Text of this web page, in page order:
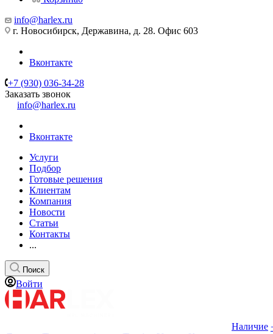
info@harlex.ru
г. Новосибирск, Державина, д. 28. Офис 603
Вконтакте
+7 (930) 036-34-28
Заказать звонок
info@harlex.ru
Вконтакте
Услуги
Подбор
Готовые решения
Клиентам
Компания
Новости
Статьи
Контакты
...
Поиск
Войти
Наличие